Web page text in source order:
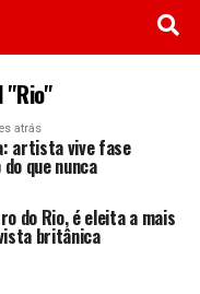
"Rio"
atrás
artista vive fase
que nunca
do Rio, é eleita a mais
britânica